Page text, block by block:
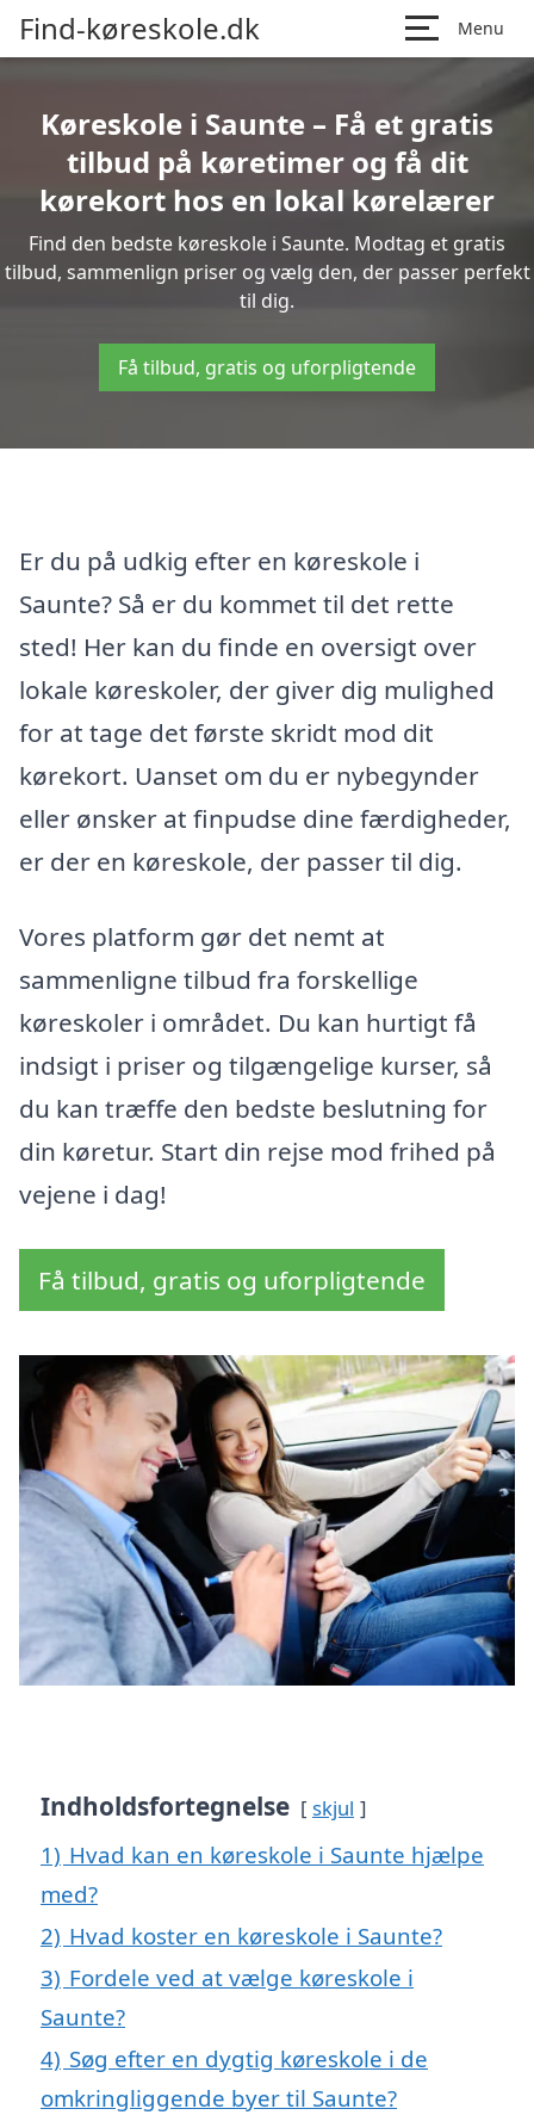
Find-køreskole.dk Menu
Køreskole i Saunte – Få et gratis
tilbud på køretimer og få dit
kørekort hos en lokal kørelærer
Find den bedste køreskole i Saunte. Modtag et gratis
tilbud, sammenlign priser og vælg den, der passer perfekt
til dig.
Få tilbud, gratis og uforpligtende
Er du på udkig efter en køreskole i
Saunte? Så er du kommet til det rette
sted! Her kan du finde en oversigt over
lokale køreskoler, der giver dig mulighed
for at tage det første skridt mod dit
kørekort. Uanset om du er nybegynder
eller ønsker at finpudse dine færdigheder,
er der en køreskole, der passer til dig.
Vores platform gør det nemt at
sammenligne tilbud fra forskellige
køreskoler i området. Du kan hurtigt få
indsigt i priser og tilgængelige kurser, så
du kan træffe den bedste beslutning for
din køretur. Start din rejse mod frihed på
vejene i dag!
Få tilbud, gratis og uforpligtende
Indholdsfortegnelse skjul
1) Hvad kan en køreskole i Saunte hjælpe
med?
2) Hvad koster en køreskole i Saunte?
3) Fordele ved at vælge køreskole i
Saunte?
4) Søg efter en dygtig køreskole i de
omkringliggende byer til Saunte?